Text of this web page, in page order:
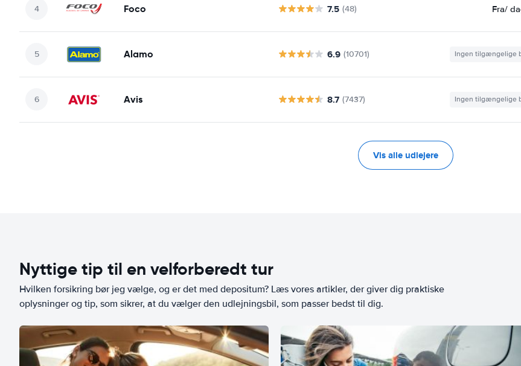
Foco 7.5 (48) Fra/
Alamo 6.9 (10701) Ingen tilgængelige
Avis 8.7 (7437) Ingen tilgængelige
Vis alle udlejere
Nyttige tip til en velforberedt tur
Hvilken forsikring bør jeg vælge, og er det med depositum? Læs vores artikler, der giver dig praktiske
oplysninger og tip, som sikrer, at du vælger den udlejningsbil, som passer bedst til dig.